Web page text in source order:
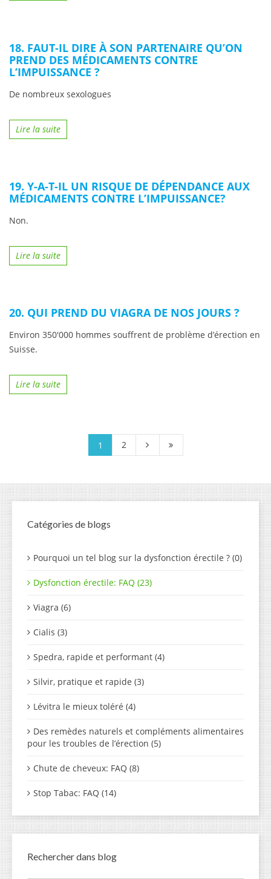
18. FAUT-IL DIRE À SON PARTENAIRE QU’ON
PREND DES MÉDICAMENTS CONTRE
L’IMPUISSANCE ?
De nombreux sexologues
Lire la suite
19. Y-A-T-IL UN RISQUE DE DÉPENDANCE AUX
MÉDICAMENTS CONTRE L’IMPUISSANCE?
Non.
Lire la suite
20. QUI PREND DU VIAGRA DE NOS JOURS ?
Environ 350'000 hommes souffrent de problème d’érection en
Suisse.
Lire la suite
1 2
Catégories de blogs
Pourquoi un tel blog sur la dysfonction érectile ? (0)
Dysfonction érectile: FAQ (23)
Viagra (6)
Cialis (3)
Spedra, rapide et performant (4)
Silvir, pratique et rapide (3)
Lévitra le mieux toléré (4)
Des remèdes naturels et compléments alimentaires
pour les troubles de l’érection (5)
Chute de cheveux: FAQ (8)
Stop Tabac: FAQ (14)
Rechercher dans blog